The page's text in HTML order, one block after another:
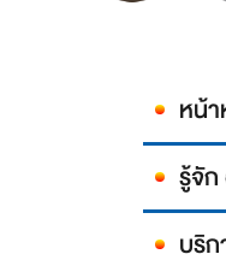
หน้
รู้จั
บริก